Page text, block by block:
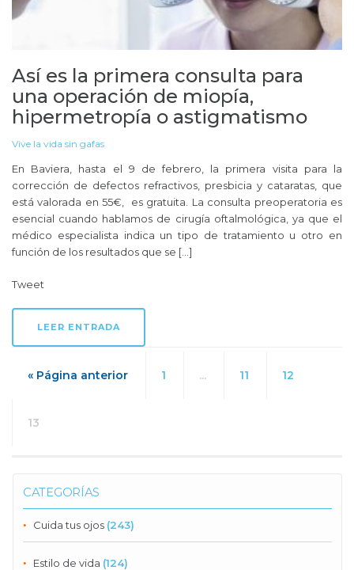
Así es la primera consulta para
una operación de miopía,
hipermetropía o astigmatismo
Vive la vida sin gafas
En Baviera, hasta el 9 de febrero, la primera visita para la
corrección de defectos refractivos, presbicia y cataratas, que
está valorada en 55€, es gratuita. La consulta preoperatoria es
esencial cuando hablamos de cirugía oftalmológica, ya que el
médico especialista indica un tipo de tratamiento u otro en
función de los resultados que se […]
Tweet
LEER ENTRADA
« Página anterior 1 ... 11 12
13
CATEGORÍAS
Cuida tus ojos (243)
Estilo de vida (124)